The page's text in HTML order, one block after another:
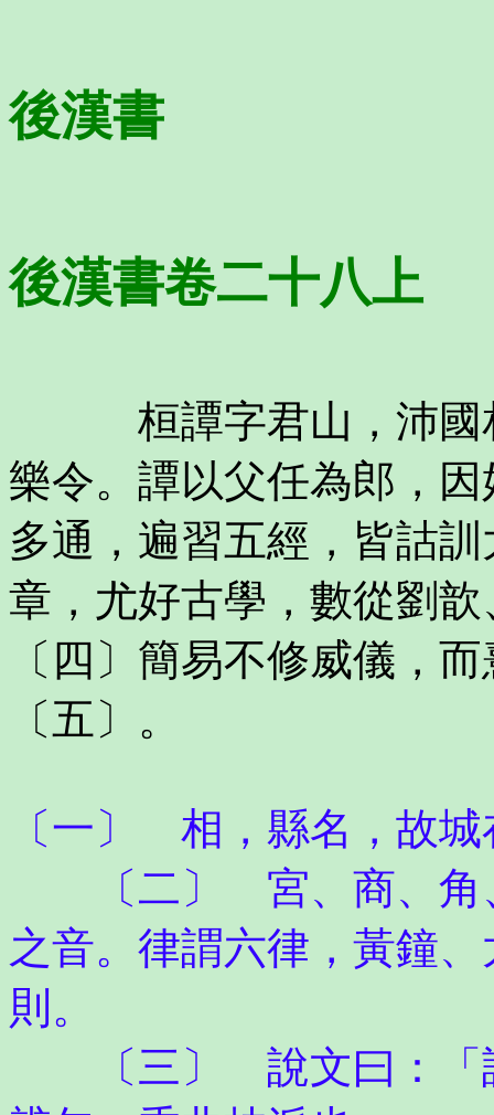
後漢書
後漢書卷二十八上
桓譚字君山，沛國相
樂令。譚以父任為郎，
多通，遍習五經，皆詁
章，尤好古學，數從劉
〔四〕簡易不修威儀，
〔五〕。
〔一〕 相，縣名，故
〔二〕 宮、商、角、
之音。律謂六律，黃鐘
則。
〔三〕 說文曰：「詁